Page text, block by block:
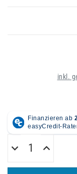
inkl.